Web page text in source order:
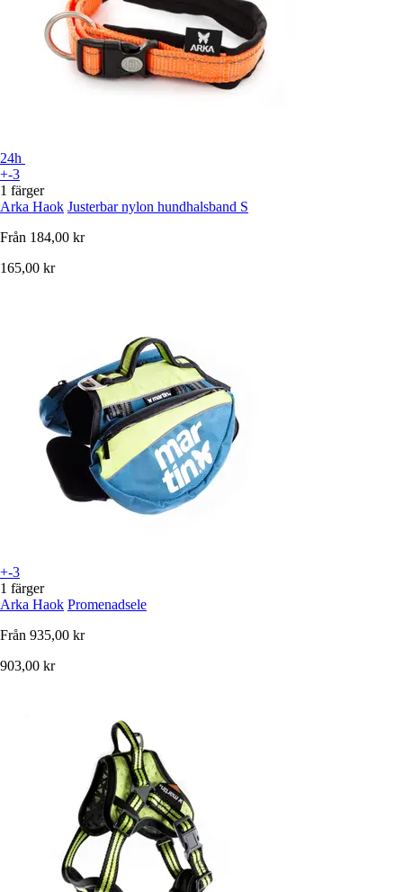
24h
+-3
1 färger
Arka Haok Justerbar nylon hundhalsband S
Från 184,00 kr
165,00 kr
+-3
1 färger
Arka Haok Promenadsele
Från 935,00 kr
903,00 kr